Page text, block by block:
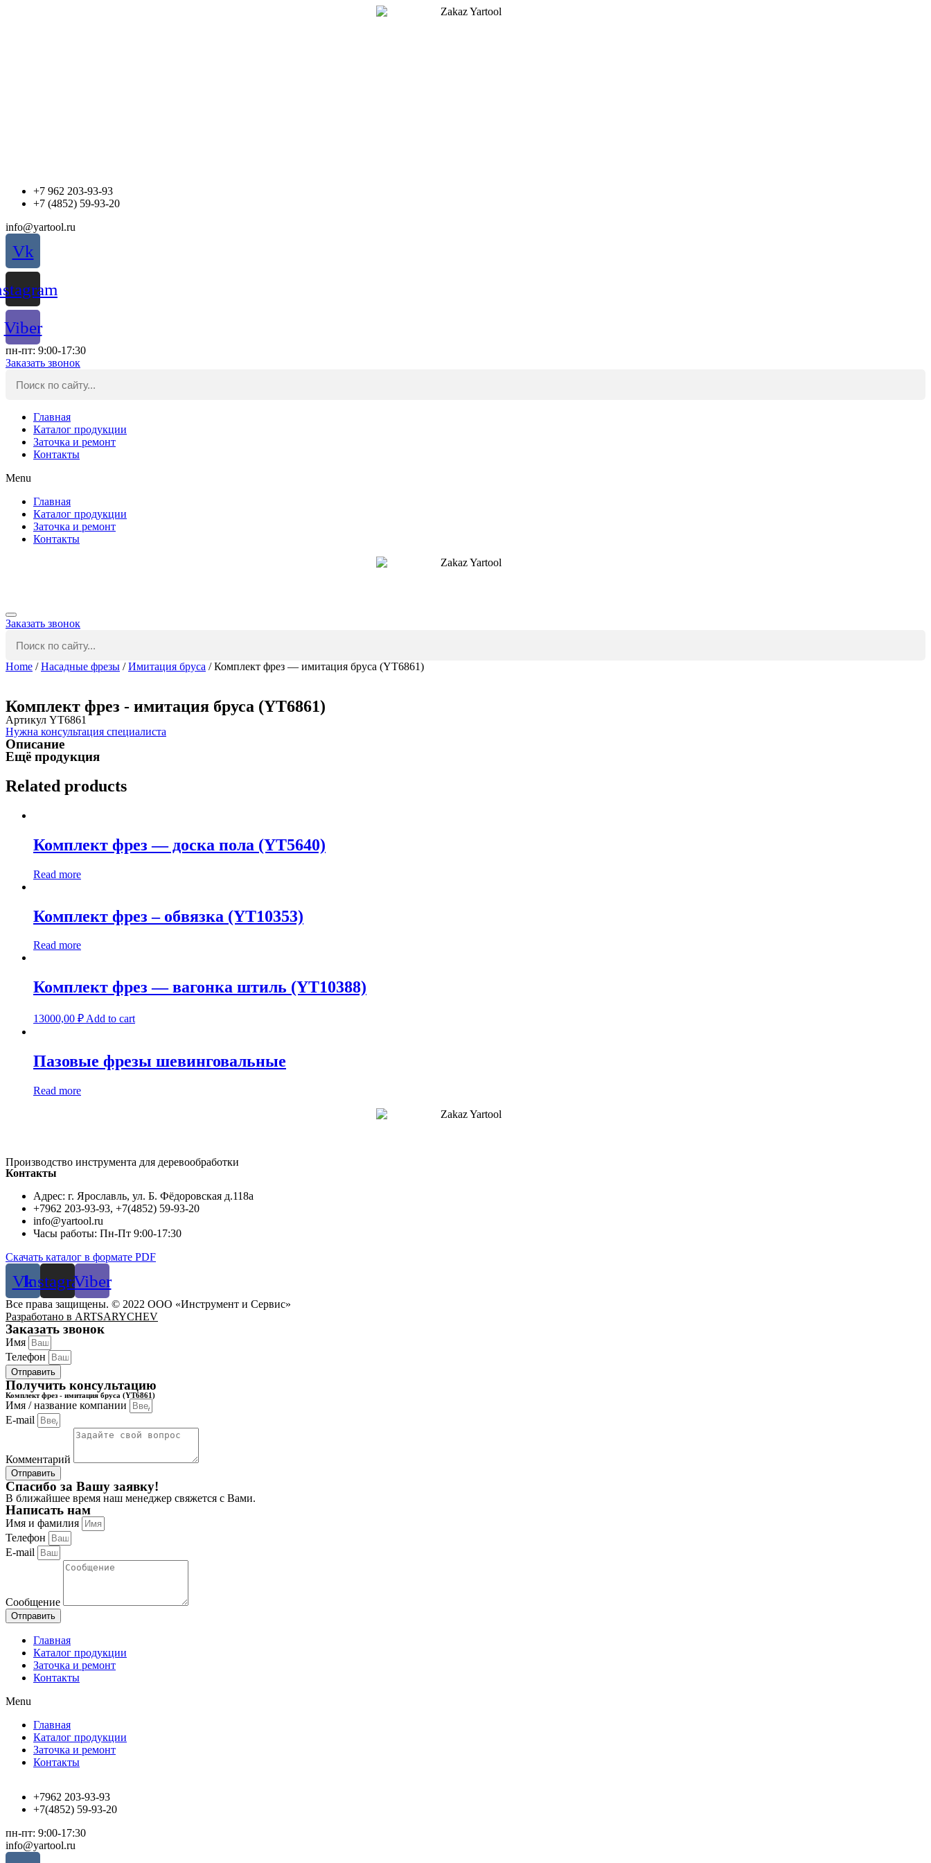
+7 962 203-93-93
+7 (4852) 59-93-20
info@yartool.ru
Vk
Viber
пн-пт: 9:00-17:30
Заказать звонок
Главная
Каталог продукции
Заточка и ремонт
Контакты
Menu
Главная
Каталог продукции
Заточка и ремонт
Контакты
Заказать звонок
Home /Насадные фрезы /Имитация бруса / Комплект фрез — имитация бруса (YT6861)
Комплект фрез - имитация бруса (YT6861)
Артикул YT6861
Нужна консультация специалиста
Описание
Ещё продукция
Related products
Комплект фрез — доска пола (YT5640)
Read more
Комплект фрез – обвязка (YT10353)
Read more
Комплект фрез — вагонка штиль (YT10388)
13000,00 ₽ Add to cart
Пазовые фрезы шевинговальные
Read more
Производство инструмента для деревообработки
Контакты
Адрес: г. Ярославль, ул. Б. Фёдоровская д.118а
+7962 203-93-93, +7(4852) 59-93-20
info@yartool.ru
Часы работы: Пн-Пт 9:00-17:30
Скачать каталог в формате PDF
VkInstagramViber
Все права защищены. © 2022 ООО «Инструмент и Сервис»
Разработано в ARTSARYCHEV
Заказать звонок
Имя
Телефон
Отправить
Получить консультацию
Комплект фрез - имитация бруса (YT6861)
Имя / название компании
E-mail
Комментарий
Отправить
Спасибо за Вашу заявку!
В ближайшее время наш менеджер свяжется с Вами.
Написать нам
Имя и фамилия
Телефон
E-mail
Сообщение
Отправить
Главная
Каталог продукции
Заточка и ремонт
Контакты
Menu
Главная
Каталог продукции
Заточка и ремонт
Контакты
+7962 203-93-93
+7(4852) 59-93-20
пн-пт: 9:00-17:30
info@yartool.ru